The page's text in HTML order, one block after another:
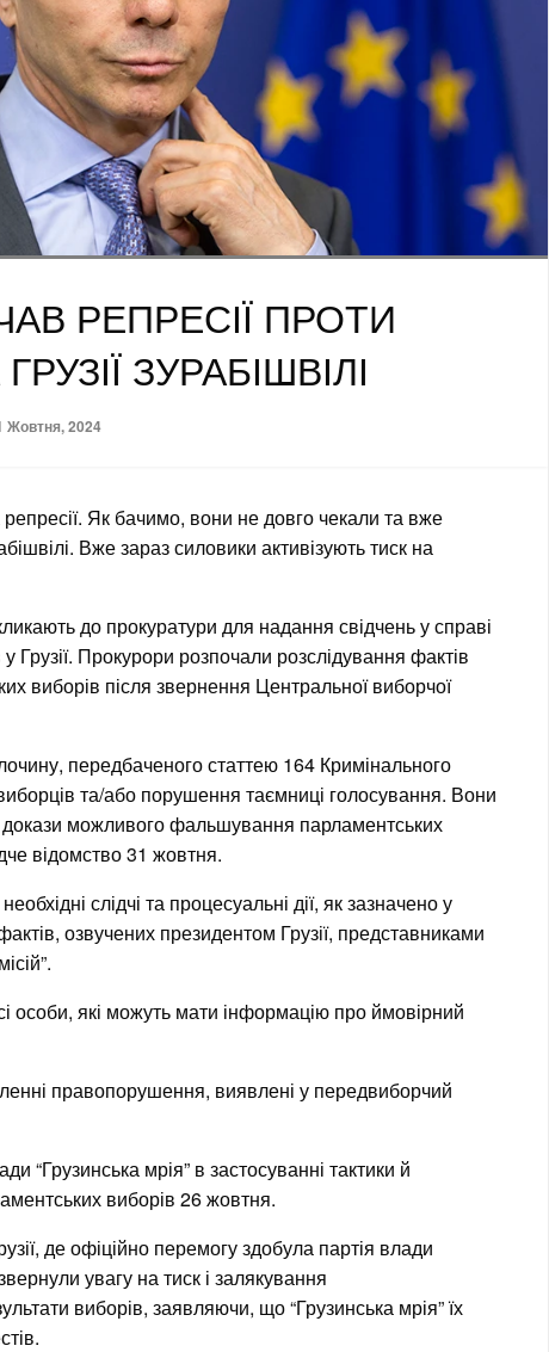
РЕПРЕСІЇ ПРОТИ
ЗУРАБІШВІЛІ
Жовтня, 2024
Як бачимо, вони не довго чекали та вже
Вже зараз силовики активізують тиск на
до прокуратури для надання свідчень у справі
Грузії. Прокурори розпочали розслідування фактів
виборів після звернення Центральної виборчої
передбаченого статтею 164 Кримінального
та/або порушення таємниці голосування. Вони
можливого фальшування парламентських
відомство 31 жовтня.
слідчі та процесуальні дії, як зазначено у
озвучених президентом Грузії, представниками
особи, які можуть мати інформацію про ймовірний
правопорушення, виявлені у передвиборчий
“Грузинська мрія” в застосуванні тактики й
виборів 26 жовтня.
де офіційно перемогу здобула партія влади
увагу на тиск і залякування
виборів, заявляючи, що “Грузинська мрія” їх